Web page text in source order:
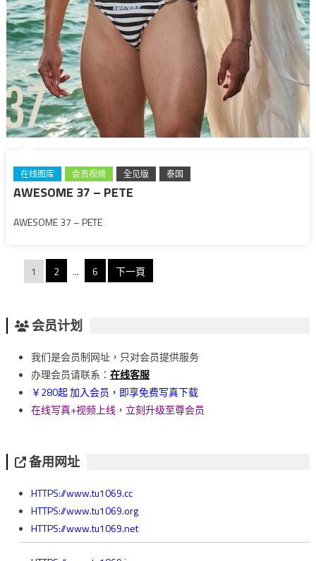
在线图库 会员视频 全见版 泰国
AWESOME 37 – PETE
AWESOME 37 – PETE
文
分
頁
1 2 ... 6 下一頁
会员计划
我们是会员制网址，只对会员提供服务
办理会员请联系： 在线客服
￥280起 加入会员，即享免费写真下载
在线写真+视频上线，立刻升级至尊会员
备用网址
HTTPS://www.tu1069.cc
HTTPS://www.tu1069.org
HTTPS://www.tu1069.net